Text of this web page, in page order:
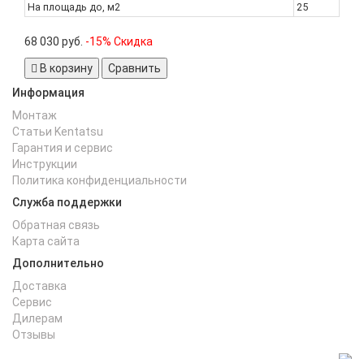
На площадь до, м2
25
68 030 руб. -15% Скидка
В корзину
Сравнить
Информация
Монтаж
Статьи Kentatsu
Гарантия и cервис
Инструкции
Политика конфиденциальности
Служба поддержки
Обратная связь
Карта сайта
Дополнительно
Доставка
Сервис
Дилерам
Отзывы